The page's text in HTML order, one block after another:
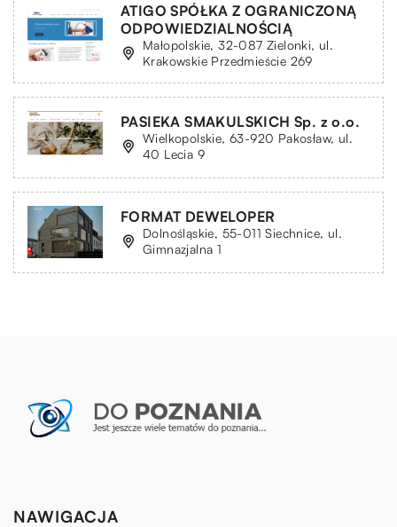
ATIGO SPÓŁKA Z OGRANICZONĄ
ODPOWIEDZIALNOŚCIĄ
Małopolskie, 32-087 Zielonki, ul.
Krakowskie Przedmieście 269
PASIEKA SMAKULSKICH Sp. z o.o.
Wielkopolskie, 63-920 Pakosław, ul.
40 Lecia 9
FORMAT DEWELOPER
Dolnośląskie, 55-011 Siechnice, ul.
Gimnazjalna 1
NAWIGACJA